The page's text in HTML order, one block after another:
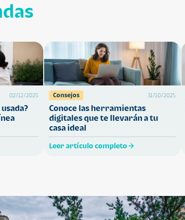
02/12/2025 Consejos 31/10/2025
Conoce las herramientas
digitales que te llevarán a tu
casa ideal
Leer artículo completo